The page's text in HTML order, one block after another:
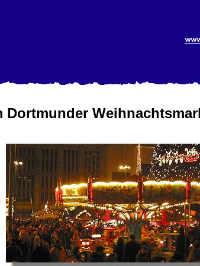
Dortmunder